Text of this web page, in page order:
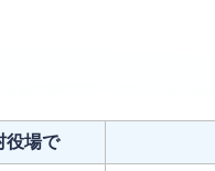
役場で